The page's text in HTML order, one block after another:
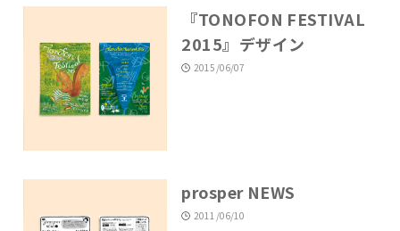
『TONOFON FESTIVAL
2015』デザイン
2015/06/07
prosper NEWS
2011/06/10